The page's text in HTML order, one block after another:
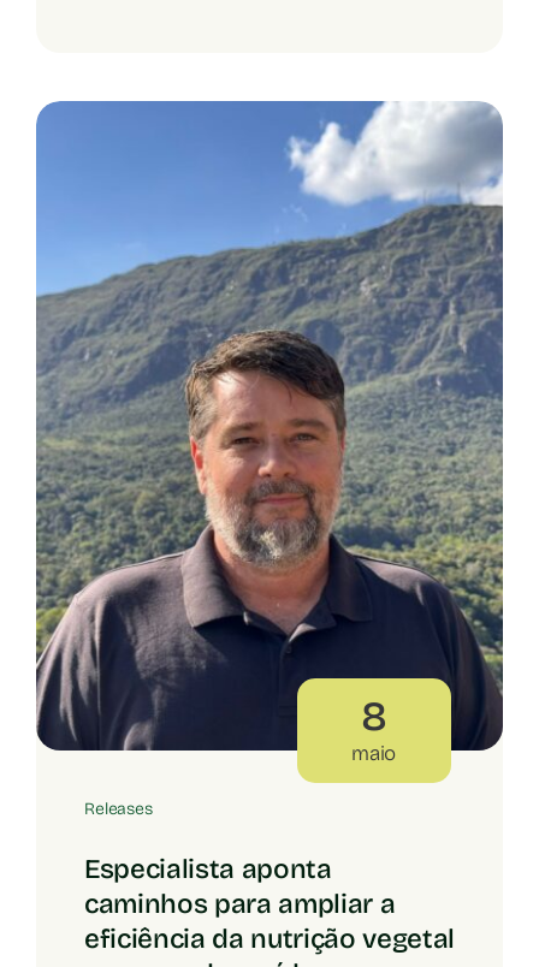
8
maio
Releases
Especialista aponta
caminhos para ampliar a
eficiência da nutrição vegetal